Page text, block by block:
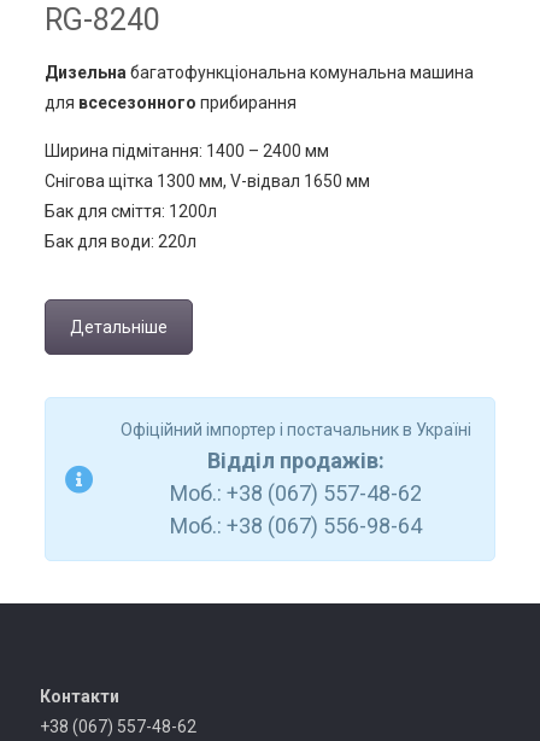
RG-8240
Дизельна багатофункціональна комунальна машина
для всесезонного прибирання
Ширина підмітання: 1400 – 2400 мм
Снігова щітка 1300 мм, V-відвал 1650 мм
Бак для сміття: 1200л
Бак для води: 220л
Детальніше
Офіційний імпортер і постачальник в Україні
Відділ продажів:
Моб.: +38 (067) 557-48-62
Моб.: +38 (067) 556-98-64
Контакти
+38 (067) 557-48-62